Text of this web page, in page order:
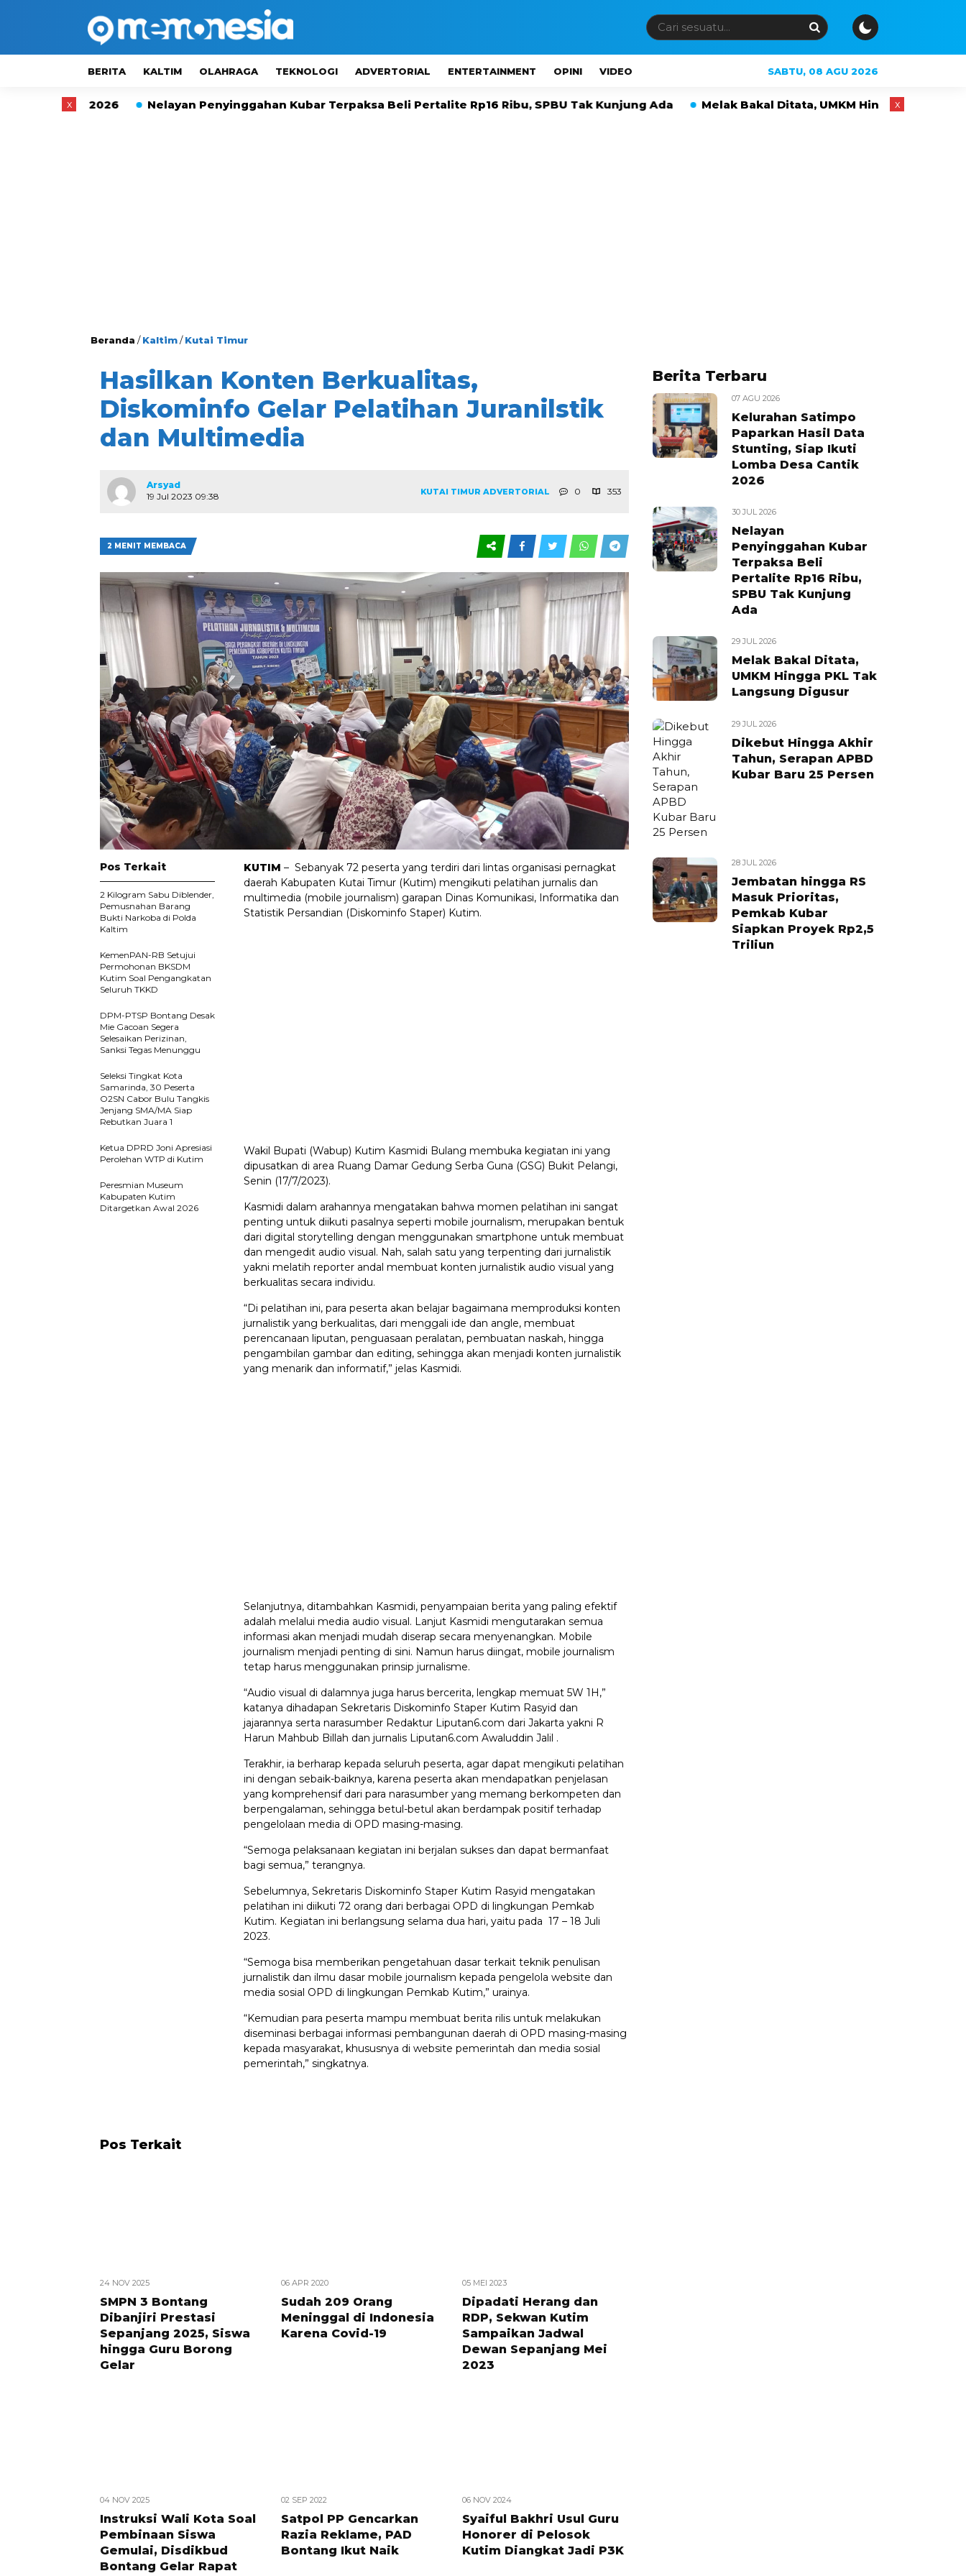
BERITA KALTIM OLAHRAGA TEKNOLOGI ADVERTORIAL ENTERTAINMENT OPINI VIDEO SABTU, 08 AGU 2026
Nelayan Penyinggahan Kubar Terpaksa Beli Pertalite Rp16 Ribu, SPBU Tak Kunjung Ada Melak Bakal Ditata, UMKM Hingga PKL Tak Langsung
Beranda /Kaltim/Kutai Timur
Hasilkan Konten Berkualitas,
Diskominfo Gelar Pelatihan Juranilstik
dan Multimedia
Arsyad
19 Jul 2023 09:38
KUTAI TIMUR ADVERTORIAL 0 353
2 MENIT MEMBACA
KUTIM – Sebanyak 72 peserta yang terdiri dari lintas organisasi pernagkat
daerah Kabupaten Kutai Timur (Kutim) mengikuti pelatihan jurnalis dan
multimedia (mobile journalism) garapan Dinas Komunikasi, Informatika dan
Statistik Persandian (Diskominfo Staper) Kutim.
Wakil Bupati (Wabup) Kutim Kasmidi Bulang membuka kegiatan ini yang
dipusatkan di area Ruang Damar Gedung Serba Guna (GSG) Bukit Pelangi,
Senin (17/7/2023).
Kasmidi dalam arahannya mengatakan bahwa momen pelatihan ini sangat
penting untuk diikuti pasalnya seperti mobile journalism, merupakan bentuk
dari digital storytelling dengan menggunakan smartphone untuk membuat
dan mengedit audio visual. Nah, salah satu yang terpenting dari jurnalistik
yakni melatih reporter andal membuat konten jurnalistik audio visual yang
berkualitas secara individu.
“Di pelatihan ini, para peserta akan belajar bagaimana memproduksi konten
jurnalistik yang berkualitas, dari menggali ide dan angle, membuat
perencanaan liputan, penguasaan peralatan, pembuatan naskah, hingga
pengambilan gambar dan editing, sehingga akan menjadi konten jurnalistik
yang menarik dan informatif,” jelas Kasmidi.
Selanjutnya, ditambahkan Kasmidi, penyampaian berita yang paling efektif
adalah melalui media audio visual. Lanjut Kasmidi mengutarakan semua
informasi akan menjadi mudah diserap secara menyenangkan. Mobile
journalism menjadi penting di sini. Namun harus diingat, mobile journalism
tetap harus menggunakan prinsip jurnalisme.
“Audio visual di dalamnya juga harus bercerita, lengkap memuat 5W 1H,”
katanya dihadapan Sekretaris Diskominfo Staper Kutim Rasyid dan
jajarannya serta narasumber Redaktur Liputan6.com dari Jakarta yakni R
Harun Mahbub Billah dan jurnalis Liputan6.com Awaluddin Jalil .
Terakhir, ia berharap kepada seluruh peserta, agar dapat mengikuti pelatihan
ini dengan sebaik-baiknya, karena peserta akan mendapatkan penjelasan
yang komprehensif dari para narasumber yang memang berkompeten dan
berpengalaman, sehingga betul-betul akan berdampak positif terhadap
pengelolaan media di OPD masing-masing.
“Semoga pelaksanaan kegiatan ini berjalan sukses dan dapat bermanfaat
bagi semua,” terangnya.
Sebelumnya, Sekretaris Diskominfo Staper Kutim Rasyid mengatakan
pelatihan ini diikuti 72 orang dari berbagai OPD di lingkungan Pemkab
Kutim. Kegiatan ini berlangsung selama dua hari, yaitu pada 17 – 18 Juli
2023.
“Semoga bisa memberikan pengetahuan dasar terkait teknik penulisan
jurnalistik dan ilmu dasar mobile journalism kepada pengelola website dan
media sosial OPD di lingkungan Pemkab Kutim,” urainya.
“Kemudian para peserta mampu membuat berita rilis untuk melakukan
diseminasi berbagai informasi pembangunan daerah di OPD masing-masing
kepada masyarakat, khususnya di website pemerintah dan media sosial
pemerintah,” singkatnya.
Pos Terkait
2 Kilogram Sabu Diblender,
Pemusnahan Barang
Bukti Narkoba di Polda
Kaltim
KemenPAN-RB Setujui
Permohonan BKSDM
Kutim Soal Pengangkatan
Seluruh TKKD
DPM-PTSP Bontang Desak
Mie Gacoan Segera
Selesaikan Perizinan,
Sanksi Tegas Menunggu
Seleksi Tingkat Kota
Samarinda, 30 Peserta
O2SN Cabor Bulu Tangkis
Jenjang SMA/MA Siap
Rebutkan Juara 1
Ketua DPRD Joni Apresiasi
Perolehan WTP di Kutim
Peresmian Museum
Kabupaten Kutim
Ditargetkan Awal 2026
Pos Terkait
24 NOV 2025
SMPN 3 Bontang
Dibanjiri Prestasi
Sepanjang 2025, Siswa
hingga Guru Borong
Gelar
06 APR 2020
Sudah 209 Orang
Meninggal di Indonesia
Karena Covid-19
05 MEI 2023
Dipadati Herang dan
RDP, Sekwan Kutim
Sampaikan Jadwal
Dewan Sepanjang Mei
2023
04 NOV 2025
Instruksi Wali Kota Soal
Pembinaan Siswa
Gemulai, Disdikbud
Bontang Gelar Rapat
02 SEP 2022
Satpol PP Gencarkan
Razia Reklame, PAD
Bontang Ikut Naik
06 NOV 2024
Syaiful Bakhri Usul Guru
Honorer di Pelosok
Kutim Diangkat Jadi P3K
Berita Terbaru
07 AGU 2026
Kelurahan Satimpo
Paparkan Hasil Data
Stunting, Siap Ikuti
Lomba Desa Cantik
2026
30 JUL 2026
Nelayan
Penyinggahan Kubar
Terpaksa Beli
Pertalite Rp16 Ribu,
SPBU Tak Kunjung
Ada
29 JUL 2026
Melak Bakal Ditata,
UMKM Hingga PKL Tak
Langsung Digusur
29 JUL 2026
Dikebut Hingga Akhir
Tahun, Serapan APBD
Kubar Baru 25 Persen
28 JUL 2026
Jembatan hingga RS
Masuk Prioritas,
Pemkab Kubar
Siapkan Proyek Rp2,5
Triliun
x x